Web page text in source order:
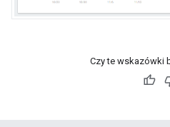
Czy te wskazówki